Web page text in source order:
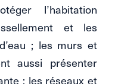
l’habitation
et les
; les murs et
aussi présenter
; les réseaux et